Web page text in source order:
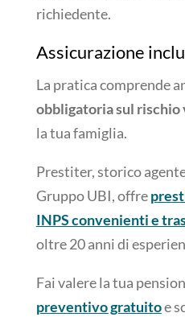
richiedente.
Assicurazione
La pratica comprende
obbligatoria sul rischio
la tua famiglia.
Prestiter, storico
Gruppo UBI, offre
INPS convenienti e
oltre 20 anni di
Fai valere la tua
preventivo gratuitoe